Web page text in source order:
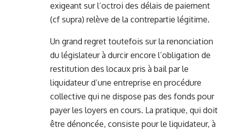
exigeant sur l’octroi des délais de paiement
(cf supra) relève de la contrepartie légitime.
Un grand regret toutefois sur la renonciation
du législateur à durcir encore l’obligation de
restitution des locaux pris à bail par le
liquidateur d’une entreprise en procédure
collective qui ne dispose pas des fonds pour
payer les loyers en cours. La pratique, qui doit
être dénoncée, consiste pour le liquidateur, à